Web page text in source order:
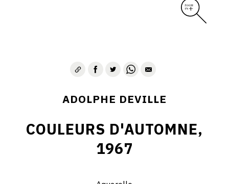
ADOLPHE DEVILLE
COULEURS D'AUTOMNE,
1967